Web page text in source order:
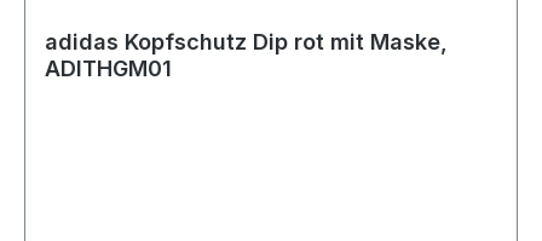
adidas Kopfschutz Dip rot mit Maske,
ADITHGM01